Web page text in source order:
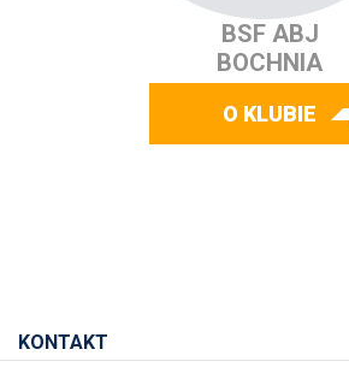
BSF ABJ
BOCHNIA
O KLUBIE
KONTAKT